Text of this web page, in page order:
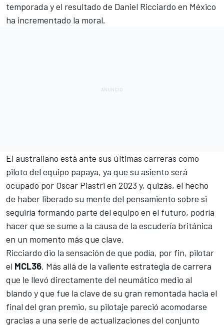
temporada y el resultado de Daniel Ricciardo en México
ha incrementado la moral.
El australiano está ante sus últimas carreras como
piloto del equipo papaya, ya que su asiento será
ocupado por Oscar Piastri en 2023 y, quizás, el hecho
de haber liberado su mente del pensamiento sobre si
seguiría formando parte del equipo en el futuro, podría
hacer que se sume a la causa de la escudería británica
en un momento más que clave.
Ricciardo dio la sensación de que podía, por fin, pilotar
el MCL36. Más allá de la valiente estrategia de carrera
que le llevó directamente del neumático medio al
blando y que fue la clave de su gran remontada hacia el
final del gran premio, su pilotaje pareció acomodarse
gracias a una serie de actualizaciones del conjunto